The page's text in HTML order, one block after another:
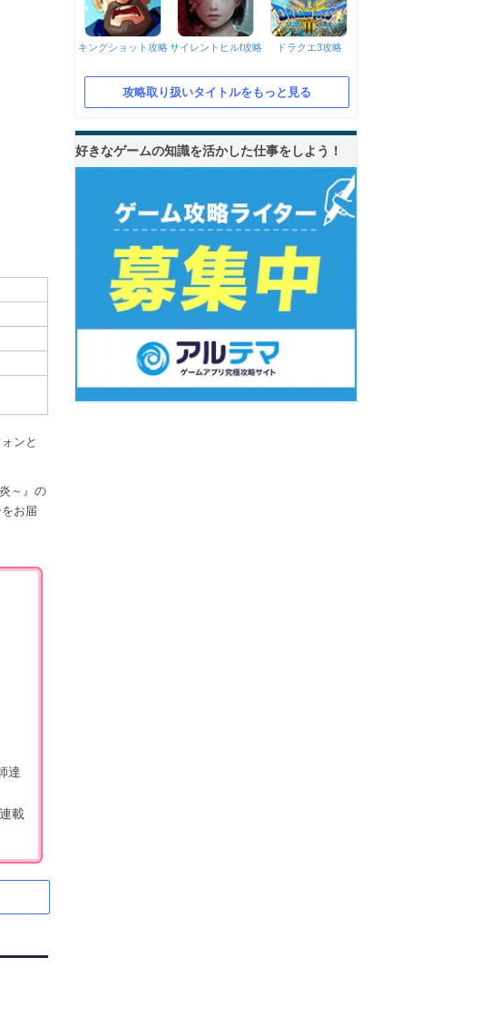
ンと
～』の
お届
達
載
キングショット攻略サイレントヒルf攻略 ドラクエ3攻略
攻略取り扱いタイトルをもっと見る
好きなゲームの知識を活かした仕事をしよう！